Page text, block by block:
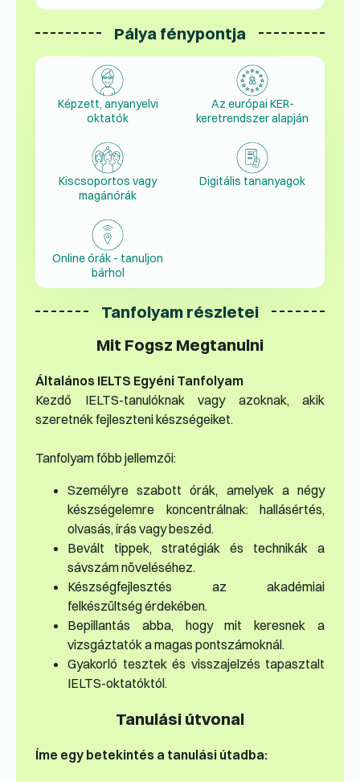
Pálya fénypontja
Képzett, anyanyelvi
oktatók
Az európai KER-
keretrendszer alapján
Kiscsoportos vagy
magánórák
Digitális tananyagok
Online órák - tanuljon
bárhol
Tanfolyam részletei
Mit Fogsz Megtanulni
Általános IELTS Egyéni Tanfolyam
Kezdő IELTS-tanulóknak vagy azoknak, akik
szeretnék fejleszteni készségeiket.
Tanfolyam főbb jellemzői:
Személyre szabott órák, amelyek a négy
készségelemre koncentrálnak: hallásértés,
olvasás, írás vagy beszéd.
Bevált tippek, stratégiák és technikák a
sávszám növeléséhez.
Készségfejlesztés az akadémiai
felkészültség érdekében.
Bepillantás abba, hogy mit keresnek a
vizsgáztatók a magas pontszámoknál.
Gyakorló tesztek és visszajelzés tapasztalt
IELTS-oktatóktól.
Tanulási útvonal
Íme egy betekintés a tanulási útadba: